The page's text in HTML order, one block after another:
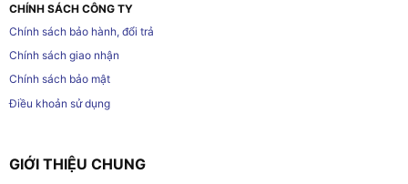
CHÍNH SÁCH CÔNG TY
Chính sách bảo hành, đổi trả
Chính sách giao nhận
Chính sách bảo mật
Điều khoản sử dụng
GIỚI THIỆU CHUNG